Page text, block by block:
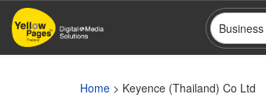
Skip
main
Business
Home > Keyence (Thailand) Co Ltd